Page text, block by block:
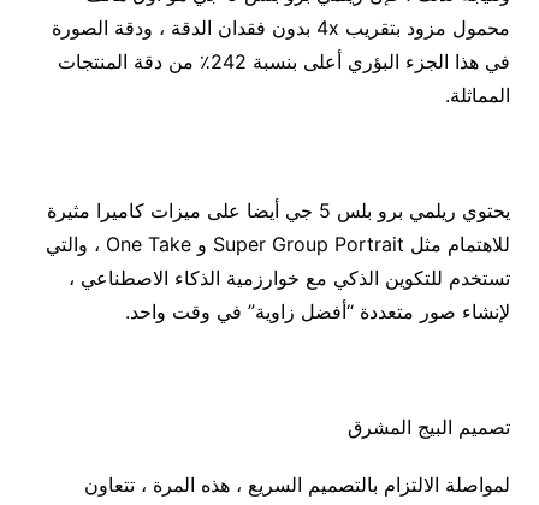
محمول مزود بتقريب 4x بدون فقدان الدقة ، ودقة الصورة
في هذا الجزء البؤري أعلى بنسبة 242٪ من دقة المنتجات
المماثلة.
يحتوي ريلمي برو بلس 5 جي أيضا على ميزات كاميرا مثيرة
للاهتمام مثل Super Group Portrait و One Take ، والتي
تستخدم للتكوين الذكي مع خوارزمية الذكاء الاصطناعي ،
لإنشاء صور متعددة “أفضل زاوية” في وقت واحد.
تصميم البيج المشرق
لمواصلة الالتزام بالتصميم السريع ، هذه المرة ، تتعاون